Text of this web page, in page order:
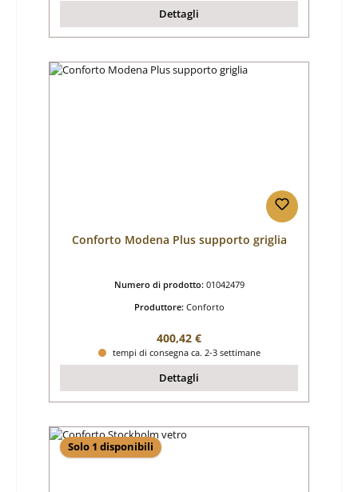
Dettagli
Conforto Modena Plus supporto griglia
Numero di prodotto: 01042479
Produttore: Conforto
Prezzo normale:
400,42 €
tempi di consegna ca. 2-3 settimane
Dettagli
Solo 1 disponibili